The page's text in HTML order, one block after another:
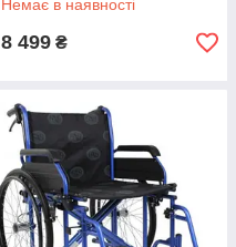
Немає в наявності
8 499 ₴